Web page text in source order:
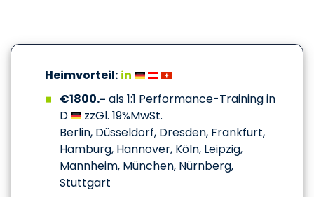
Heimvorteil: in
€1800.- als 1:1 Performance-Training in
D
zzGl. 19%MwSt.
Berlin, Düsseldorf, Dresden, Frankfurt,
Hamburg, Hannover, Köln, Leipzig,
Mannheim, München, Nürnberg,
Stuttgart